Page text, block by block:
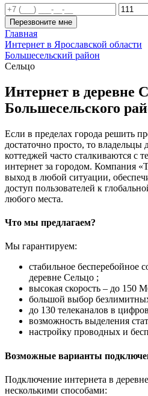
Перезвоните мне
Главная
Интернет в Ярославской области
Большесельский район
Сельцо
Интернет в деревне
Большесельского
Если в пределах города решить
достаточно просто, то владельцы
коттеджей часто сталкиваются с
интернет за городом. Компания
выход в любой ситуации,
доступ пользователей к
любого места.
Что мы предлагаем?
Мы гарантируем:
стабильное бесперебойное
деревне Сельцо ;
высокая скорость – до 150
большой выбор
до 130 телеканалов в
возможность выделения
настройку проводных и
Возможные варианты
Подключение интернета в
несколькими способами: